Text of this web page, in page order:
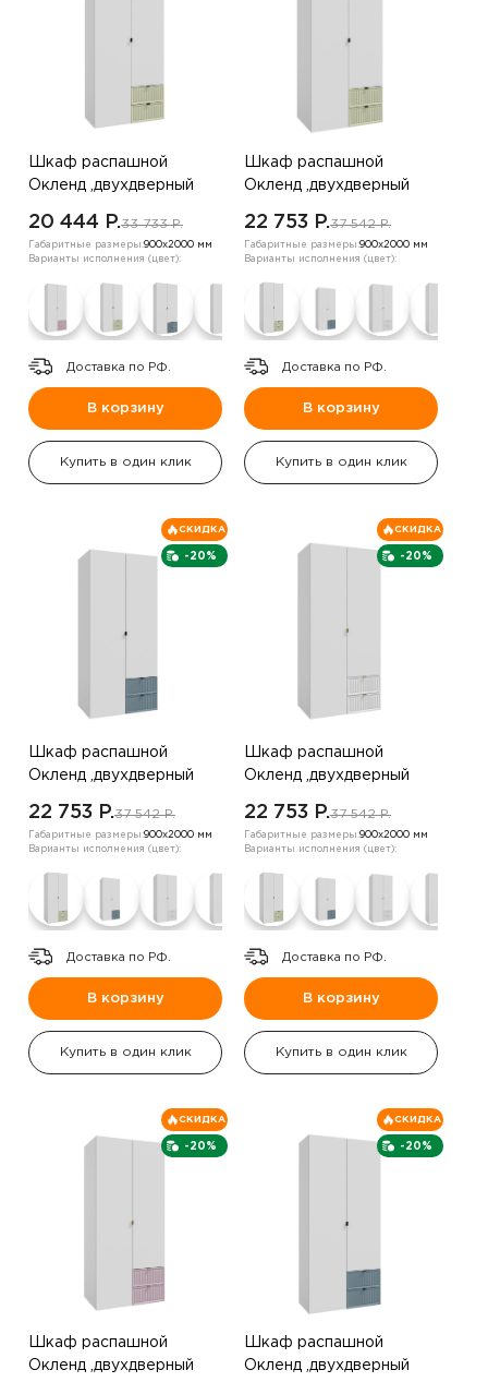
Шкаф распашной
Окленд ,двухдверный
20 444 P.33 733 P.
Габаритные размеры:900х2000 мм
Варианты исполнения (цвет):
Доставка по РФ.
В корзину
Купить в один клик
Шкаф распашной
Окленд ,двухдверный
22 753 P.37 542 P.
Габаритные размеры:900х2000 мм
Варианты исполнения (цвет):
Доставка по РФ.
В корзину
Купить в один клик
-20%
СКИДКА
Шкаф распашной
Окленд ,двухдверный
22 753 P.37 542 P.
Габаритные размеры:900х2000 мм
Варианты исполнения (цвет):
Доставка по РФ.
В корзину
Купить в один клик
-20%
СКИДКА
Шкаф распашной
Окленд ,двухдверный
22 753 P.37 542 P.
Габаритные размеры:900х2000 мм
Варианты исполнения (цвет):
Доставка по РФ.
В корзину
Купить в один клик
-20%
СКИДКА
Шкаф распашной
Окленд ,двухдверный
-20%
СКИДКА
Шкаф распашной
Окленд ,двухдверный